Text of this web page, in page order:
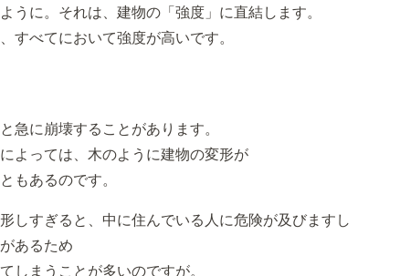
うに。それは、建物の「強度」に直結します。
すべてにおいて強度が高いです。
急に崩壊することがあります。
よっては、木のように建物の変形が
もあるのです。
しすぎると、中に住んでいる人に危険が及びますし
あるため
しまうことが多いのですが。